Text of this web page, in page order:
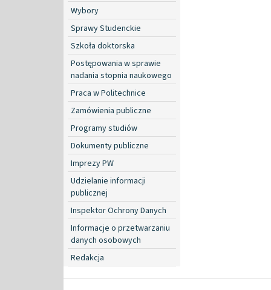
Wybory
Sprawy Studenckie
Szkoła doktorska
Postępowania w sprawie
nadania stopnia naukowego
Praca w Politechnice
Zamówienia publiczne
Programy studiów
Dokumenty publiczne
Imprezy PW
Udzielanie informacji
publicznej
Inspektor Ochrony Danych
Informacje o przetwarzaniu
danych osobowych
Redakcja